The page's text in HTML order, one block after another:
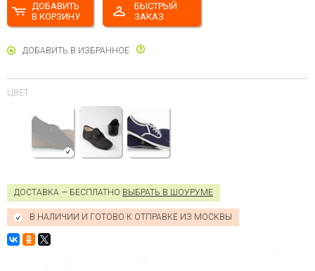
ДОБАВИТЬ
В КОРЗИНУ
БЫСТРЫЙ
ЗАКАЗ
ДОБАВИТЬ В ИЗБРАННОЕ
ЦВЕТ
ДОСТАВКА — БЕСПЛАТНО ВЫБРАТЬ В ШОУРУМЕ
В НАЛИЧИИ И ГОТОВО К ОТПРАВКЕ ИЗ МОСКВЫ